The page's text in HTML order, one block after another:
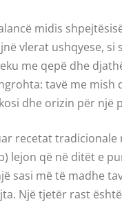
midis
vlerat ushqyese,
me qepë dhe
tavë me mish
dhe orizin për një
recetat
lejon që në ditët e
sasi më të madhe
Një tjetër rast